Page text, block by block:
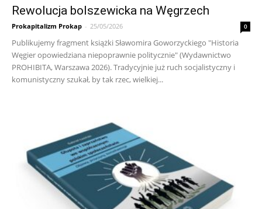
Rewolucja bolszewicka na Węgrzech
Prokapitalizm Prokap - 25/05/2026 0
Publikujemy fragment książki Sławomira Goworzyckiego "Historia
Węgier opowiedziana niepoprawnie politycznie" (Wydawnictwo
PROHIBITA, Warszawa 2026). Tradycyjnie już ruch socjalistyczny i
komunistyczny szukał, by tak rzec, wielkiej...